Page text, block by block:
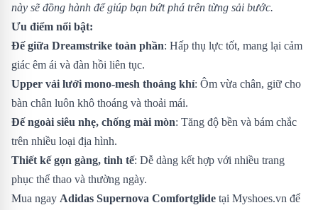
này sẽ đồng hành để giúp bạn bứt phá trên từng sải bước.
Ưu điểm nổi bật:
Đế giữa Dreamstrike toàn phần: Hấp thụ lực tốt, mang lại cảm
giác êm ái và đàn hồi liên tục.
Upper vải lưới mono-mesh thoáng khí: Ôm vừa chân, giữ cho
bàn chân luôn khô thoáng và thoải mái.
Đế ngoài siêu nhẹ, chống mài mòn: Tăng độ bền và bám chắc
trên nhiều loại địa hình.
Thiết kế gọn gàng, tinh tế: Dễ dàng kết hợp với nhiều trang
phục thể thao và thường ngày.
Mua ngay Adidas Supernova Comfortglide tại Myshoes.vn để